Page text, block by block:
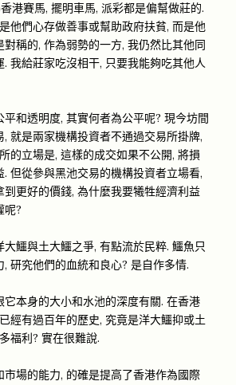
港賽馬, 擺明車馬, 派彩都是偏幫做莊的.
他們心存做善事或幫助政府扶貧, 而是他
稱的, 作為弱勢的一方, 我仍然比其他同
我給莊家吃沒相干, 只要我能夠吃其他人
平和透明度, 其實何者為公平呢? 現今坊間
, 就是兩家機構投資者不通過交易所掛牌,
的立場是, 這樣的成交如果不公開, 將損
但從參與黑池交易的機構投資者立場看,
更好的價錢, 為什麼我要犧牲經濟利益
呢?
鱷與土大鱷之爭, 有點流於民粹. 鱷魚只
研究他們的血統和良心? 是自作多情.
本身的大小和水池的深度有關. 在香港
經有過百年的歷史, 究竟是洋大鱷抑或土
福利? 實在很難說.
場的能力, 的確是提高了香港作為國際